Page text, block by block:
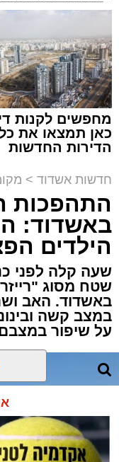
צילום: דוברות
מערכת האתר / 15:35 09.08.26
תגים:משטרה,
פעילות יזומה
חשפה קזינו
הפשיטה התבצעה
על פעילות בלתי
עם הגעת הכוחות
פתיחת הדלתות,
להתעלם וסירבו
הסירוב, נאלצו
כדי לחדור פנימה.
בחיפוש שערכו
אמצעים רבים
28 חבילות קלפים ומזוודות עמוסות ז'יטונים.
קריאולנסקי -
מחפשים לקנות
כאן תמצאו את
הדירות החדשות
חדשות אשדוד >
התהפכות
באשדוד:
הילדים
שעה קלה לפני
שטח מסוג
באשדוד. האב
במצב קשה
על שיפור